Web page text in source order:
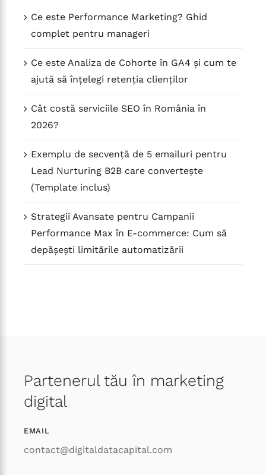
Ce este Performance Marketing? Ghid
complet pentru manageri
Ce este Analiza de Cohorte în GA4 și cum te
ajută să înțelegi retenția clienților
Cât costă serviciile SEO în România în
2026?
Exemplu de secvență de 5 emailuri pentru
Lead Nurturing B2B care convertește
(Template inclus)
Strategii Avansate pentru Campanii
Performance Max în E-commerce: Cum să
depășești limitările automatizării
Partenerul tău în marketing
digital
EMAIL
contact@digitaldatacapital.com